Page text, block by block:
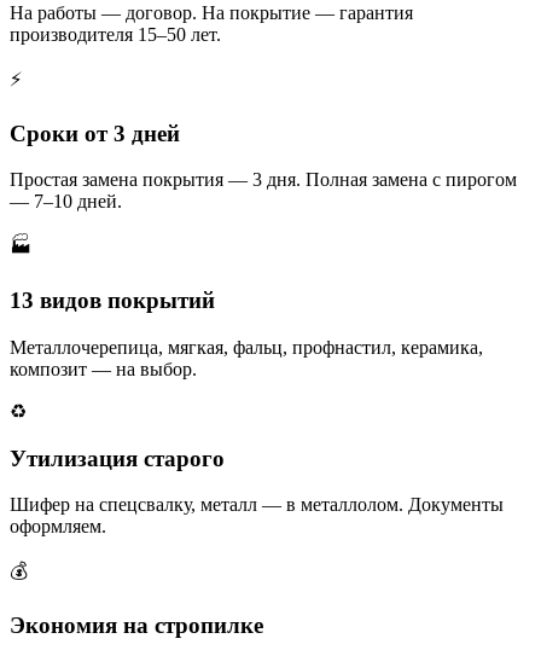
На работы — договор. На покрытие — гарантия
производителя 15–50 лет.
⚡
Сроки от 3 дней
Простая замена покрытия — 3 дня. Полная замена с пирогом
— 7–10 дней.
🏭
13 видов покрытий
Металлочерепица, мягкая, фальц, профнастил, керамика,
композит — на выбор.
♻️
Утилизация старого
Шифер на спецсвалку, металл — в металлолом. Документы
оформляем.
💰
Экономия на стропилке